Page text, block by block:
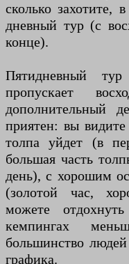
сколько захотите,
дневный тур (с
конце).
Пятидневный
пропускает
дополнительный
приятен: вы
толпа уйдет (в
большая часть
день), с хорошим
(золотой час,
можете
кемпингах
большинство
графика.